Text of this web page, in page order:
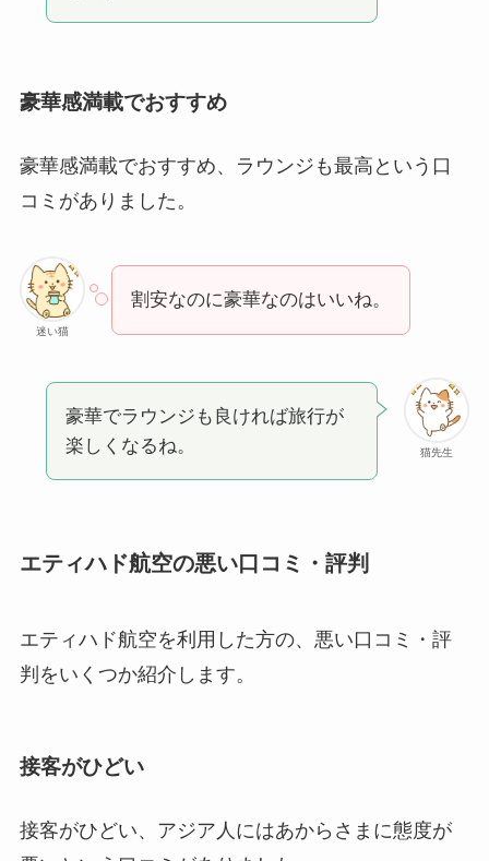
豪華感満載でおすすめ
豪華感満載でおすすめ、ラウンジも最高という口
コミがありました。
迷い猫
割安なのに豪華なのはいいね。
猫先生
豪華でラウンジも良ければ旅行が
楽しくなるね。
エティハド航空の悪い口コミ・評判
エティハド航空を利用した方の、悪い口コミ・評
判をいくつか紹介します。
接客がひどい
接客がひどい、アジア人にはあからさまに態度が